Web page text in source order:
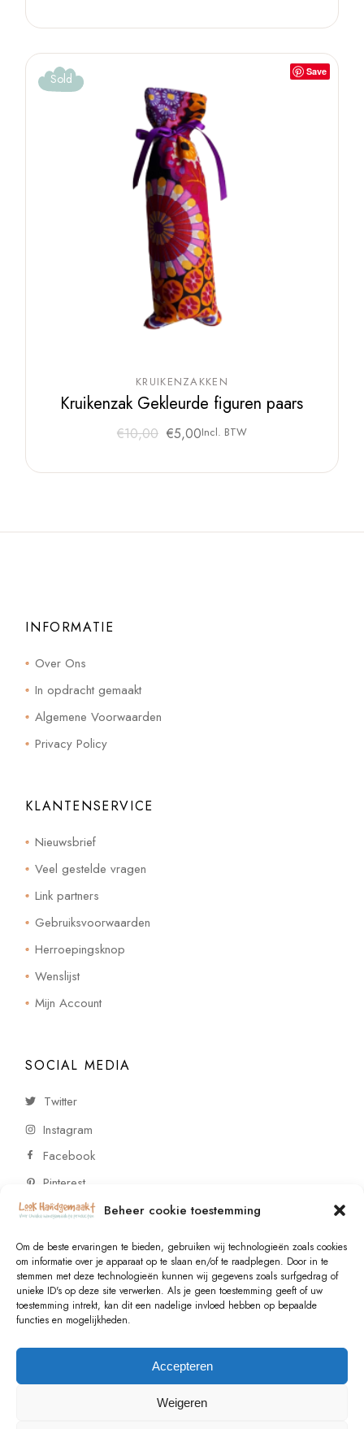
Beheer cookie toestemming
Om de beste ervaringen te bieden, gebruiken wij technologieën zoals cookies
om informatie over je apparaat op te slaan en/of te raadplegen. Door in te
stemmen met deze technologieën kunnen wij gegevens zoals surfgedrag of
unieke ID's op deze site verwerken. Als je geen toestemming geeft of uw
toestemming intrekt, kan dit een nadelige invloed hebben op bepaalde
functies en mogelijkheden.
Accepteren
Weigeren
Save
Sold
KRUIKENZAKKEN
Kruikenzak Gekleurde figuren paars
€10,00
Oorspronkelijke
€10,00.
€5,00
Huidige
€5,00.
Incl. BTW
INFORMATIE
Over Ons
In opdracht gemaakt
Algemene Voorwaarden
Privacy Policy
KLANTENSERVICE
Nieuwsbrief
Veel gestelde vragen
Link partners
Gebruiksvoorwaarden
Herroepingsknop
Wenslijst
Mijn Account
SOCIAL MEDIA
Twitter
Instagram
Facebook
Pinterest
CONTACT
Vragen of wensen? Neem contact op!
+31 (0)6 229 021 29